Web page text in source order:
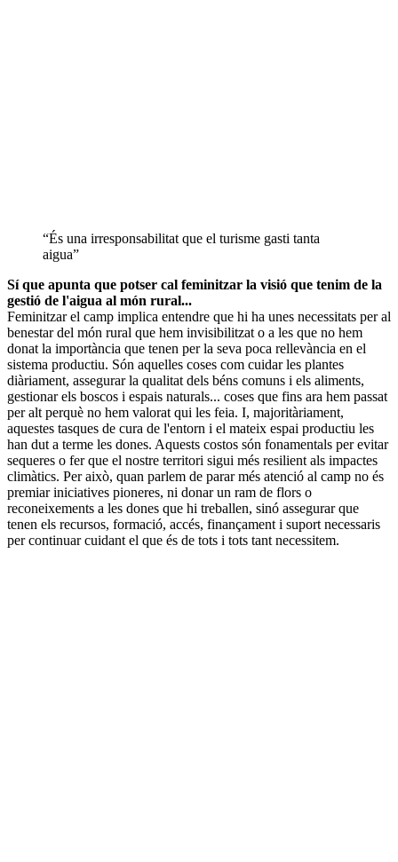
“És una irresponsabilitat que el turisme gasti tanta
aigua”
Sí que apunta que potser cal feminitzar la visió que tenim de la
gestió de l'aigua al món rural...
Feminitzar el camp implica entendre que hi ha unes necessitats per al
benestar del món rural que hem invisibilitzat o a les que no hem
donat la importància que tenen per la seva poca rellevància en el
sistema productiu. Són aquelles coses com cuidar les plantes
diàriament, assegurar la qualitat dels béns comuns i els aliments,
gestionar els boscos i espais naturals... coses que fins ara hem passat
per alt perquè no hem valorat qui les feia. I, majoritàriament,
aquestes tasques de cura de l'entorn i el mateix espai productiu les
han dut a terme les dones. Aquests costos són fonamentals per evitar
sequeres o fer que el nostre territori sigui més resilient als impactes
climàtics. Per això, quan parlem de parar més atenció al camp no és
premiar iniciatives pioneres, ni donar un ram de flors o
reconeixements a les dones que hi treballen, sinó assegurar que
tenen els recursos, formació, accés, finançament i suport necessaris
per continuar cuidant el que és de tots i tots tant necessitem.